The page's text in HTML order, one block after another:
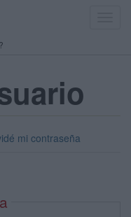
mi contraseña